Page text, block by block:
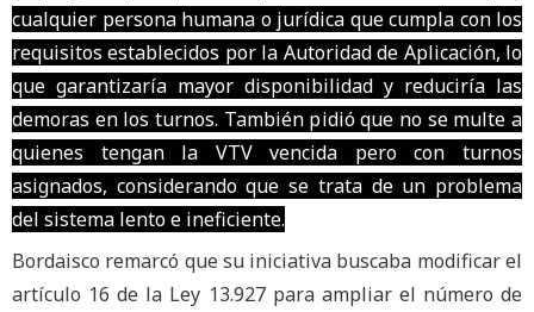
cualquier persona humana o jurídica que cumpla con los
requisitos establecidos por la Autoridad de Aplicación, lo
que garantizaría mayor disponibilidad y reduciría las
demoras en los turnos. También pidió que no se multe a
quienes tengan la VTV vencida pero con turnos
asignados, considerando que se trata de un problema
del sistema lento e ineficiente.
Bordaisco remarcó que su iniciativa buscaba modificar el
artículo 16 de la Ley 13.927 para ampliar el número de